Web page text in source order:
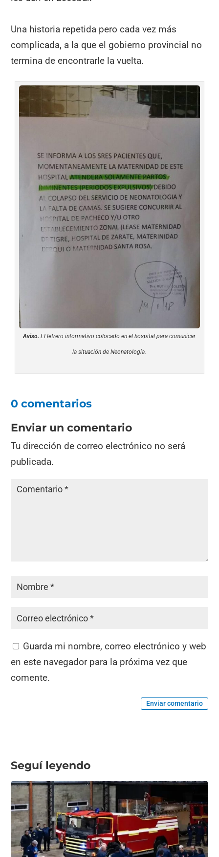
Una historia repetida pero cada vez más
complicada, a la que el gobierno provincial no
termina de encontrarle la vuelta.
Aviso. El letrero informativo colocado en el hospital para comunicar
la situación de Neonatología.
0 comentarios
Enviar un comentario
Tu dirección de correo electrónico no será
publicada.
Guarda mi nombre, correo electrónico y web
en este navegador para la próxima vez que
comente.
Enviar comentario
Seguí leyendo